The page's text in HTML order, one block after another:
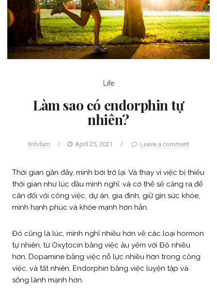
Life
Làm sao có endorphin tự
nhiên?
linhdam / April 25, 2021 / Leave a comment
Thời gian gần đây, mình bơi trở lại. Và thay vì việc bị thiếu
thời gian như lúc đầu mình nghĩ, và cơ thể sẽ căng ra để
cân đối với công việc, dự án, gia đình, giữ gìn sức khỏe,
mình hạnh phúc và khỏe mạnh hơn hẳn.
Đó cũng là lúc, mình nghĩ nhiều hơn về các loại hormon
tự nhiên, từ Oxytocin bằng việc âu yếm với Đô nhiều
hơn, Dopamine bằng việc nỗ lực nhiều hơn trong công
việc, và tất nhiên, Endorphin bằng việc luyện tập và
sống lành mạnh hơn.